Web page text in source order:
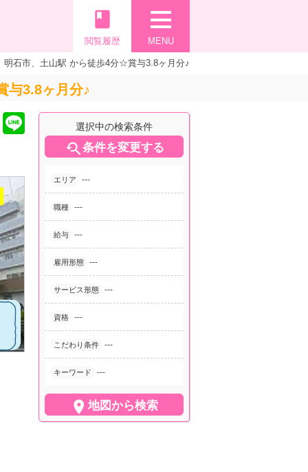
MENU
book
閲覧履歴
明石市、土山駅 から徒歩4分☆賞与3.8ヶ月分♪
与3.8ヶ月分♪
選択中の検索条件
条件を変更する
エリア ---
職種 ---
給与 ---
雇用形態 ---
サービス形態 ---
資格 ---
こだわり条件 ---
キーワード ---
 地図から検索